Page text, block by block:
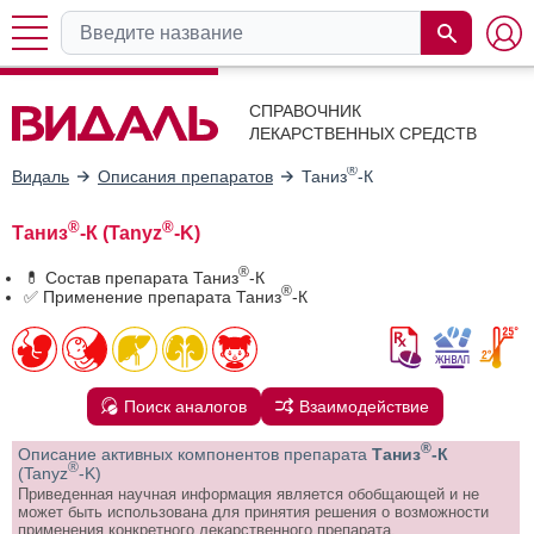
СПРАВОЧНИК
ЛЕКАРСТВЕННЫХ СРЕДСТВ
Видаль Описания препаратов Таниз®-К
Таниз®-К (Tanyz®-K)
💊 Состав препарата Таниз®-К
✅ Применение препарата Таниз®-К
Поиск аналогов Взаимодействие
Описание активных компонентов препарата Таниз®-К
(Tanyz®-K)
Приведенная научная информация является обобщающей и не
может быть использована для принятия решения о возможности
применения конкретного лекарственного препарата.